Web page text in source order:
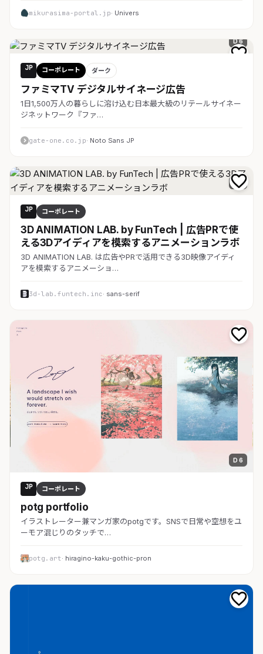
mikurasima-portal.jp· Univers
D 6
JP コーポレート ダーク
ファミマTV デジタルサイネージ広告
1日1,500万人の暮らしに溶け込む日本最大級のリテールサイネー
ジネットワーク『ファ…
gate-one.co.jp· Noto Sans JP
D 7
JP コーポレート
3D ANIMATION LAB. by FunTech | 広告PRで使
える3Dアイディアを模索するアニメーションラボ
3D ANIMATION LAB. は広告やPRで活用できる3D映像アイディ
アを模索するアニメーショ…
3d-lab.funtech.inc· sans-serif
D 6
JP コーポレート
potg portfolio
イラストレーター兼マンガ家のpotgです。SNSで日常や空想をユ
ーモア混じりのタッチで…
potg.art· hiragino-kaku-gothic-pron